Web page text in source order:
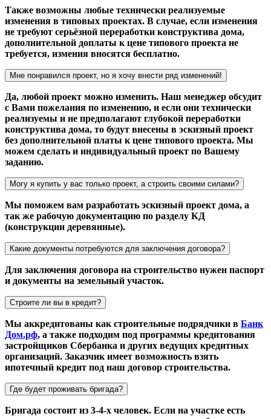
Также возможны любые технически реализуемые
изменения в типовых проектах. В случае, если изменения
не требуют серьёзной переработки конструктива дома,
дополнительной доплаты к цене типового проекта не
требуется, измения вносятся бесплатно.
Мне понравился проект, но я хочу внести ряд изменений!
Да, любой проект можно изменить. Наш менеджер обсудит
с Вами пожелания по изменению, и если они технически
реализуемы и не предполагают глубокой переработки
конструктива дома, то будут внесены в эскизный проект
без дополнительной платы к цене типового проекта. Мы
можем сделать и индивидуальный проект по Вашему
заданию.
Могу я купить у вас только проект, а строить своими силами?
Мы поможем вам разработать эскизный проект дома, а
так же рабочую документацию по разделу КД
(конструкции деревянные).
Какие документы потребуются для заключения договора?
Для заключения договора на строительство нужен паспорт
и документы на земельный участок.
Строите ли вы в кредит?
Мы аккредитованы как строительные подрядчики в Банк
Дом.рф, а также подходим под программы кредитования
застройщиков Сбербанка и других ведущих кредитных
организаций. Заказчик имеет возможность взять
ипотечный кредит под наш договор строительства.
Где будет проживать бригада?
Бригада состоит из 3-4-х человек. Если на участке есть